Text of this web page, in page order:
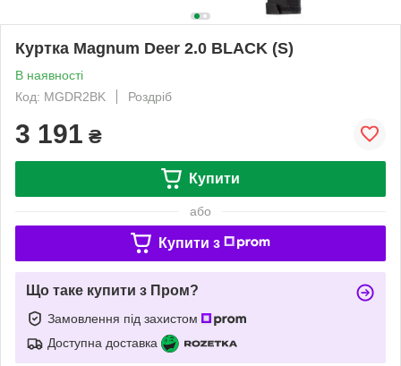
Куртка Magnum Deer 2.0 BLACK (S)
В наявності
Код: MGDR2BK
Роздріб
3 191 ₴
Купити
або
Купити з
Що таке купити з Пром?
Замовлення під захистом
Доступна доставка